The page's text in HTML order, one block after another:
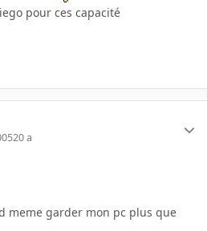
pour ces capacité
20 a
meme garder mon pc plus que